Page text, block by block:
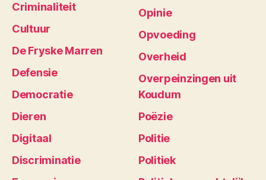
Criminaliteit
Cultuur
De Fryske Marren
Defensie
Democratie
Dieren
Digitaal
Discriminatie
Opinie
Opvoeding
Overheid
Overpeinzingen uit
Koudum
Poëzie
Politie
Politiek